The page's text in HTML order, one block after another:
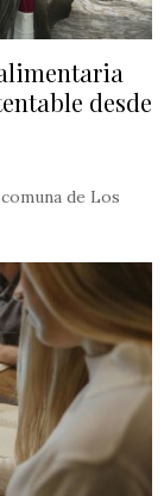
desde
de Los